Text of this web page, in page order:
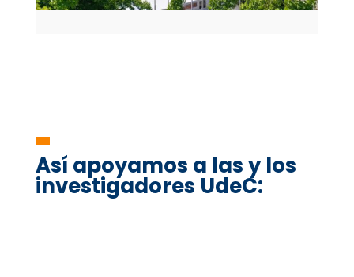
Así apoyamos a las y los
investigadores UdeC: